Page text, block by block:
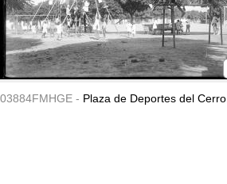
03884FMHGE - Plaza de Deportes del Cerro.